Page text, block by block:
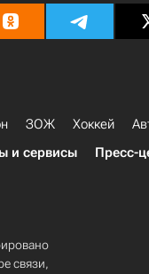
ЗОЖ Хоккей
и сервисы Пресс-
связи,